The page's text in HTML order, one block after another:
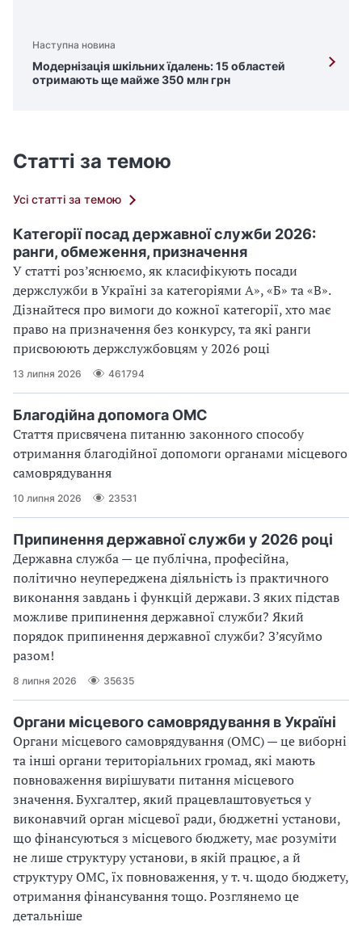
Наступна новина
Модернізація шкільних їдалень: 15 областей
отримають ще майже 350 млн грн
Статті за темою
Усі статті за темою
Категорії посад державної служби 2026:
ранги, обмеження, призначення
У статті роз’яснюємо, як класифікують посади
держслужби в Україні за категоріями А», «Б» та «В».
Дізнайтеся про вимоги до кожної категорії, хто має
право на призначення без конкурсу, та які ранги
присвоюють держслужбовцям у 2026 році
13 липня 2026 461794
Благодійна допомога ОМС
Стаття присвячена питанню законного способу
отримання благодійної допомоги органами місцевого
самоврядування
10 липня 2026 23531
Припинення державної служби у 2026 році
Державна служба — це публічна, професійна,
політично неупереджена діяльність із практичного
виконання завдань і функцій держави. З яких підстав
можливе припинення державної служби? Який
порядок припинення державної служби? З’ясуймо
разом!
8 липня 2026 35635
Органи місцевого самоврядування в Україні
Органи місцевого самоврядування (ОМС) — це виборні
та інші органи територіальних громад, які мають
повноваження вирішувати питання місцевого
значення. Бухгалтер, який працевлаштовується у
виконавчий орган місцевої ради, бюджетні установи,
що фінансуються з місцевого бюджету, має розуміти
не лише структуру установи, в якій працює, а й
структуру ОМС, їх повноваження, у т. ч. щодо бюджету,
отримання фінансування тощо. Розглянемо це
детальніше